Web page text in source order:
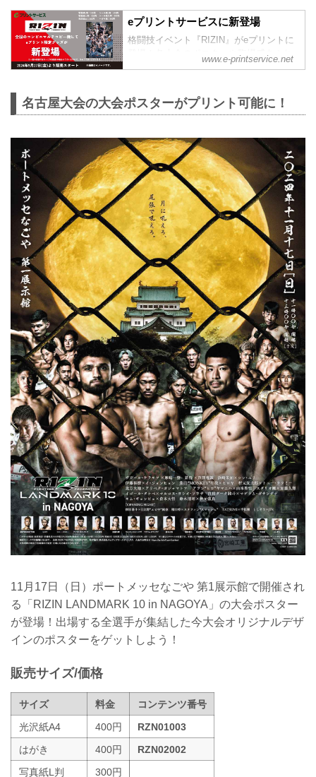
eプリントサービスに新登場
格闘技イベント『RIZIN』がeプリントに
登場！各大会のポスターや臨場感あふれ
る試合写真など、コレクションしたくな
RIZIN FF公式Xhttps://x.com/rizin_pr/
www.e-printservice.net
名古屋大会の大会ポスターがプリント可能に！
11月17日（日）ポートメッセなごや 第1展示館で開催され
る「RIZIN LANDMARK 10 in NAGOYA」の大会ポスター
が登場！出場する全選手が集結した今大会オリジナルデザ
インのポスターをゲットしよう！
販売サイズ/価格
サイズ 料金
コンテンツ番号
光沢紙A4
400円
RZN01003
はがき
400円
RZN02002
写真紙L判
300円